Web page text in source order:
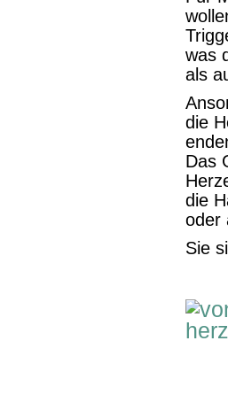
was
als
die
Das
die
oder
Sie